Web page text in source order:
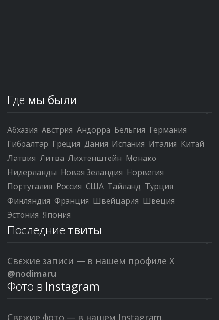
Где мы были
Абхазия Австрия Андорра Бельгия Германия
Гибралтар Греция Дания Испания Италия Китай
Латвия Литва Лихтенштейн Монако
Нидерланды Новая Зеландия Норвегия
Португалия Россия США Тайланд Турция
Финляндия Франция Швейцария Швеция
Эстония Япония
Последние твиты
Свежие записи — в нашем профиле X.
@nodimaru
Фото в Instagram
Свежие фото — в нашем Instagram.